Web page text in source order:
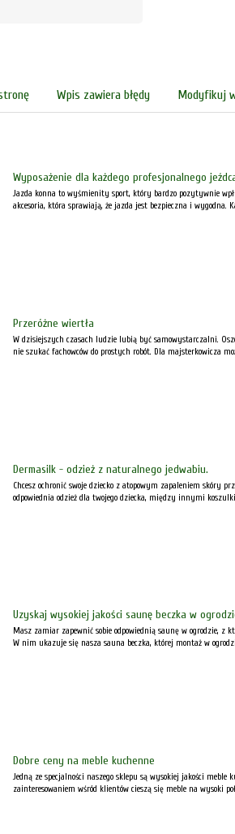
Wpis zawiera błędy Modyfikuj
Wyposażenie dla każdego profesjonalnego
Jazda konna to wyśmienity sport, który bardzo pozytywnie
akcesoria, która sprawiają, że jazda jest bezpieczna i wygodna.
Przeróżne wiertła
W dzisiejszych czasach ludzie lubią być samowystarczalni.
nie szukać fachowców do prostych robót. Dla majsterkowicza
Dermasilk - odzież z naturalnego jedwabiu.
Chcesz ochronić swoje dziecko z atopowym zapaleniem skóry
odpowiednia odzież dla twojego dziecka, między innymi
Uzyskaj wysokiej jakości saunę beczka w
Masz zamiar zapewnić sobie odpowiednią saunę w ogrodzie, z
W nim ukazuje się nasza sauna beczka, której montaż w
Dobre ceny na meble kuchenne
Jedną ze specjalności naszego sklepu są wysokiej jakości
zainteresowaniem wśród klientów cieszą się meble na wysoki